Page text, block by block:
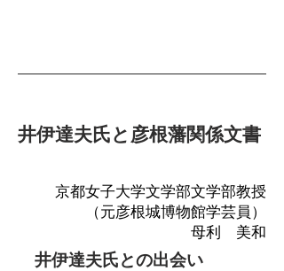
井伊達夫氏と彦根藩関係文書
京都女子大学文学部文学部教授
（元彦根城博物館学芸員）
​母利 美和
井伊達夫氏との出会い